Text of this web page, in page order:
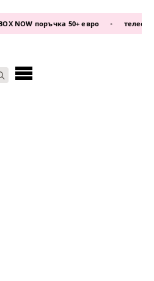
поръчка 50+ евро телефон: